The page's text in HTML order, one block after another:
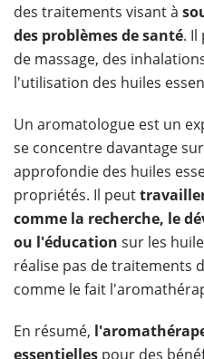
des traitements visant à
des problèmes de santé. Il
de massage, des
l'utilisation des huiles
Un aromatologue est un
se concentre davantage
approfondie des huiles
propriétés. Il peut
comme la recherche, le
ou l'éducation sur les
réalise pas de traitements
comme le fait
En résumé,
essentielles pour des